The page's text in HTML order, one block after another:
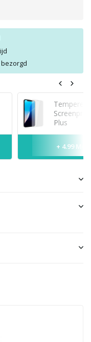
bezorgd
Tempered
Plus
+ 4.99